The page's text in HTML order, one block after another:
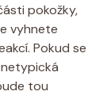
‍pokožky,
vyhnete
Pokud se
tou‌